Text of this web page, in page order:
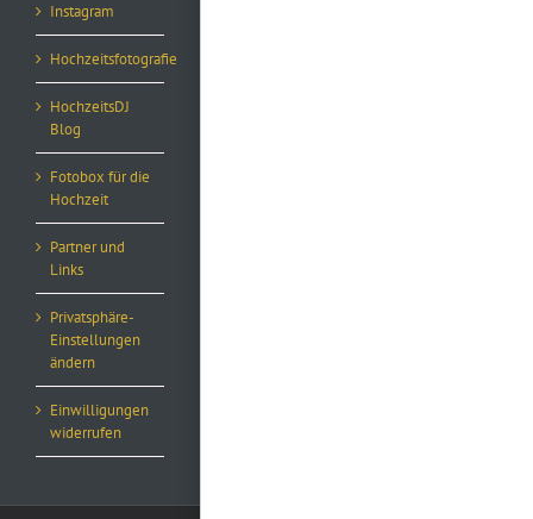
Instagram
Hochzeitsfotografie
HochzeitsDJ
Blog
Fotobox für die
Hochzeit
Partner und
Links
Privatsphäre-
Einstellungen
ändern
Einwilligungen
widerrufen